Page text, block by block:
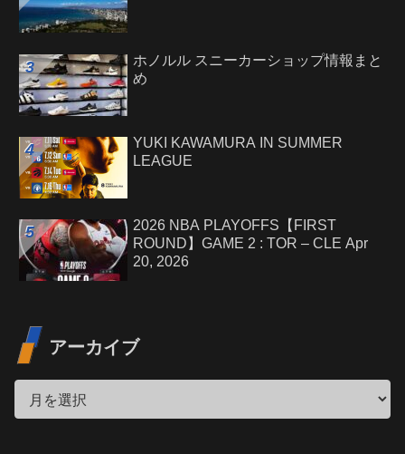
ホノルル スニーカーショップ情報まと
め
YUKI KAWAMURA IN SUMMER
LEAGUE
2026 NBA PLAYOFFS【FIRST
ROUND】GAME 2 : TOR – CLE Apr
20, 2026
アーカイブ